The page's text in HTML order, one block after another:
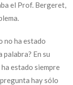
el Prof. Bergeret,
no ha estado
palabra? En su
estado siempre
hay sólo